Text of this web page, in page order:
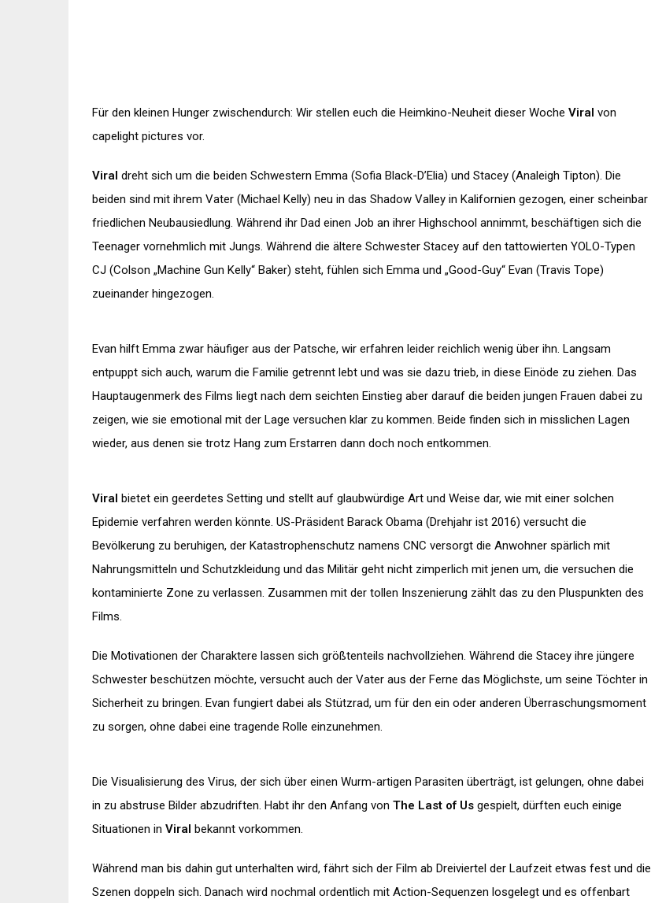
Für den kleinen Hunger zwischendurch: Wir stellen euch die Heimkino-Neuheit dieser Woche Viral von
capelight pictures vor.
Viral dreht sich um die beiden Schwestern Emma (Sofia Black-D’Elia) und Stacey (Analeigh Tipton). Die
beiden sind mit ihrem Vater (Michael Kelly) neu in das Shadow Valley in Kalifornien gezogen, einer scheinbar
friedlichen Neubausiedlung. Während ihr Dad einen Job an ihrer Highschool annimmt, beschäftigen sich die
Teenager vornehmlich mit Jungs. Während die ältere Schwester Stacey auf den tattowierten YOLO-Typen
CJ (Colson „Machine Gun Kelly“ Baker) steht, fühlen sich Emma und „Good-Guy“ Evan (Travis Tope)
zueinander hingezogen.
Evan hilft Emma zwar häufiger aus der Patsche, wir erfahren leider reichlich wenig über ihn. Langsam
entpuppt sich auch, warum die Familie getrennt lebt und was sie dazu trieb, in diese Einöde zu ziehen. Das
Hauptaugenmerk des Films liegt nach dem seichten Einstieg aber darauf die beiden jungen Frauen dabei zu
zeigen, wie sie emotional mit der Lage versuchen klar zu kommen. Beide finden sich in misslichen Lagen
wieder, aus denen sie trotz Hang zum Erstarren dann doch noch entkommen.
Viral bietet ein geerdetes Setting und stellt auf glaubwürdige Art und Weise dar, wie mit einer solchen
Epidemie verfahren werden könnte. US-Präsident Barack Obama (Drehjahr ist 2016) versucht die
Bevölkerung zu beruhigen, der Katastrophenschutz namens CNC versorgt die Anwohner spärlich mit
Nahrungsmitteln und Schutzkleidung und das Militär geht nicht zimperlich mit jenen um, die versuchen die
kontaminierte Zone zu verlassen. Zusammen mit der tollen Inszenierung zählt das zu den Pluspunkten des
Films.
Die Motivationen der Charaktere lassen sich größtenteils nachvollziehen. Während die Stacey ihre jüngere
Schwester beschützen möchte, versucht auch der Vater aus der Ferne das Möglichste, um seine Töchter in
Sicherheit zu bringen. Evan fungiert dabei als Stützrad, um für den ein oder anderen Überraschungsmoment
zu sorgen, ohne dabei eine tragende Rolle einzunehmen.
Die Visualisierung des Virus, der sich über einen Wurm-artigen Parasiten überträgt, ist gelungen, ohne dabei
in zu abstruse Bilder abzudriften. Habt ihr den Anfang von The Last of Us gespielt, dürften euch einige
Situationen in Viral bekannt vorkommen.
Während man bis dahin gut unterhalten wird, fährt sich der Film ab Dreiviertel der Laufzeit etwas fest und die
Szenen doppeln sich. Danach wird nochmal ordentlich mit Action-Sequenzen losgelegt und es offenbart